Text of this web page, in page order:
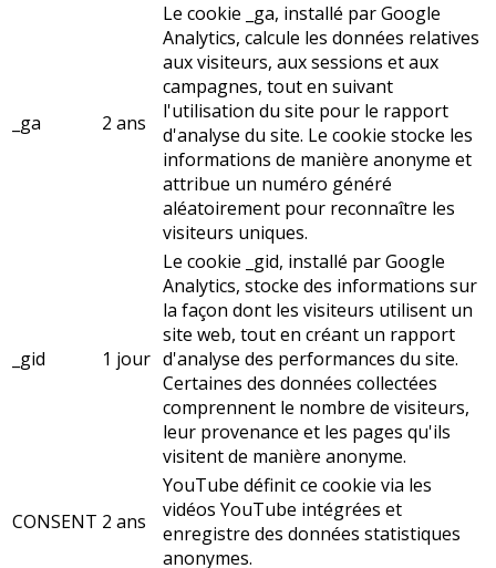
_ga 2 ans
Le cookie _ga, installé par Google
Analytics, calcule les données relatives
aux visiteurs, aux sessions et aux
campagnes, tout en suivant
l'utilisation du site pour le rapport
d'analyse du site. Le cookie stocke les
informations de manière anonyme et
attribue un numéro généré
aléatoirement pour reconnaître les
visiteurs uniques.
_gid 1 jour
Le cookie _gid, installé par Google
Analytics, stocke des informations sur
la façon dont les visiteurs utilisent un
site web, tout en créant un rapport
d'analyse des performances du site.
Certaines des données collectées
comprennent le nombre de visiteurs,
leur provenance et les pages qu'ils
visitent de manière anonyme.
CONSENT 2 ans
YouTube définit ce cookie via les
vidéos YouTube intégrées et
enregistre des données statistiques
anonymes.